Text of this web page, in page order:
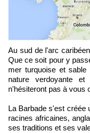
Au sud de l'arc caribéen, cette île rêvée a de nombreux atouts.
Que ce soit pour y
mer turquoise et
nature verdoyante
n'hésiteront pas à vous
La Barbade s'est créée
racines africaines,
ses traditions et ses